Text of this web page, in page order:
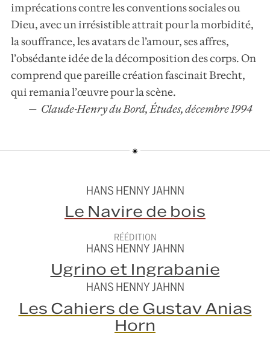
imprécations contre les conventions sociales ou
Dieu, avec un irrésistible attrait pour la morbidité,
la souffrance, les avatars de l’amour, ses affres,
l’obsédante idée de la décomposition des corps. On
comprend que pareille création fascinait Brecht,
qui remania l’œuvre pour la scène.
Claude-Henry du Bord, Études, décembre 1994
HANS HENNY JAHNN
Le Navire de bois
RÉÉDITION
HANS HENNY JAHNN
Ugrino et Ingrabanie
HANS HENNY JAHNN
Les Cahiers de Gustav Anias
Horn